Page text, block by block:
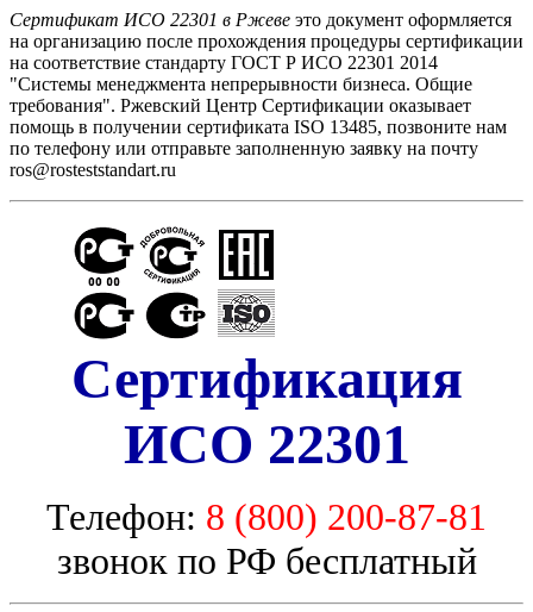
Сертификат ИСО 22301 в Ржеве это документ оформляется
на организацию после прохождения процедуры сертификации
на соответствие стандарту ГОСТ Р ИСО 22301 2014
"Системы менеджмента непрерывности бизнеса. Общие
требования". Ржевский Центр Сертификации оказывает
помощь в получении сертификата ISO 13485, позвоните нам
по телефону или отправьте заполненную заявку на почту
ros@rosteststandart.ru
Сертификация
ИСО 22301
Телефон: 8 (800) 200-87-81
звонок по РФ бесплатный